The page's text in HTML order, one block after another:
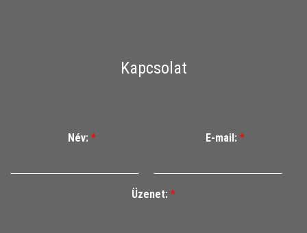
Kapcsolat
Név: * E-mail: *
Üzenet: *